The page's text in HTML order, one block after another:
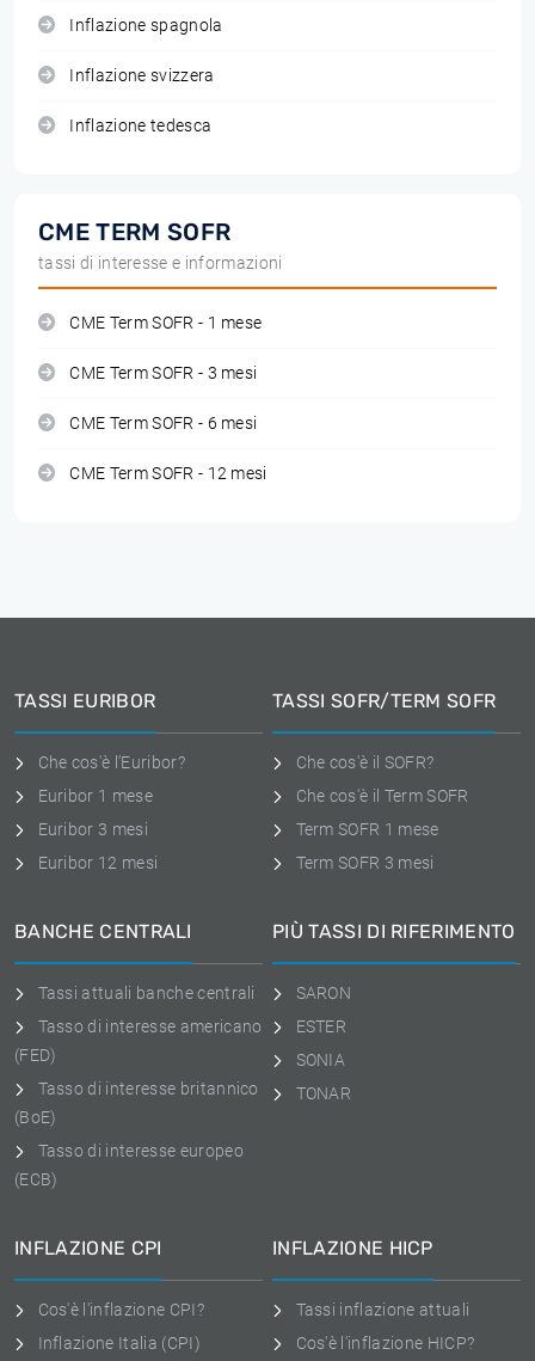
Inflazione spagnola
Inflazione svizzera
Inflazione tedesca
CME TERM SOFR
tassi di interesse e informazioni
CME Term SOFR - 1 mese
CME Term SOFR - 3 mesi
CME Term SOFR - 6 mesi
CME Term SOFR - 12 mesi
TASSI EURIBOR
Che cos'è l'Euribor?
Euribor 1 mese
Euribor 3 mesi
Euribor 12 mesi
TASSI SOFR/TERM SOFR
Che cos'è il SOFR?
Che cos'è il Term SOFR
Term SOFR 1 mese
Term SOFR 3 mesi
BANCHE CENTRALI
Tassi attuali banche centrali
Tasso di interesse americano
(FED)
Tasso di interesse britannico
(BoE)
Tasso di interesse europeo
(ECB)
PIÙ TASSI DI RIFERIMENTO
SARON
ESTER
SONIA
TONAR
INFLAZIONE CPI
Cos'è l'inflazione CPI?
Inflazione Italia (CPI)
INFLAZIONE HICP
Tassi inflazione attuali
Cos'è l'inflazione HICP?